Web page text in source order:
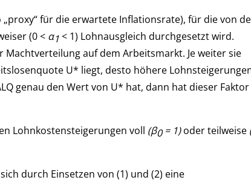
für die erwartete Inflationsrate), für die von
(0 < α1< 1) Lohnausgleich durchgesetzt wird.
auf dem Arbeitsmarkt. Je weiter sie
U* liegt, desto höhere
genau den Wert von U* hat, dann hat dieser Faktor
Lohnkostensteigerungen voll (β0= 1)oder teilweise
durch Einsetzen von (1) und (2) eine